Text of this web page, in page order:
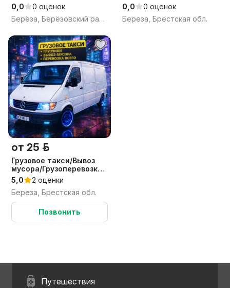
0,0
0 оценок
Берёза, Берёзовский район, Брестская область
0,0
0 оценок
Береза, Брестская обл.
от 25 р.
Грузовое такси/Вывоз
мусора/Грузоперевозки/
Грузчик
5,0
2 оценки
Береза, Брестская обл.
Позвонить
Путешествия